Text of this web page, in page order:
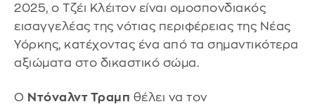
2025, ο Τζέι Κλέιτον είναι ομοσπονδιακός
εισαγγελέας της νότιας περιφέρειας της Νέας
Υόρκης, κατέχοντας ένα από τα σημαντικότερα
αξιώματα στο δικαστικό σώμα.
Ο Ντόναλντ Τραμπ θέλει να τον